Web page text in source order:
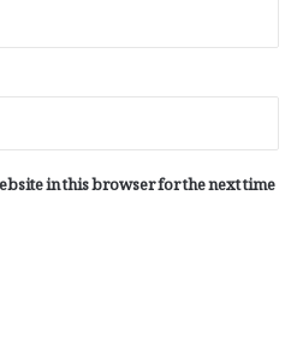
in this browser for the next time